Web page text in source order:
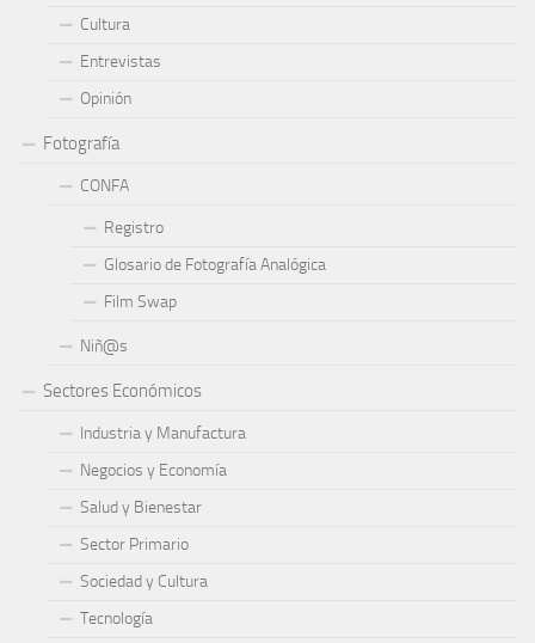
Cultura
Entrevistas
Opinión
Fotografía
CONFA
Registro
Glosario de Fotografía Analógica
Film Swap
Niñ@s
Sectores Económicos
Industria y Manufactura
Negocios y Economía
Salud y Bienestar
Sector Primario
Sociedad y Cultura
Tecnología